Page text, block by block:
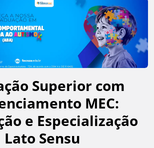
Superior com
MEC:
e Especialização
Lato Sensu